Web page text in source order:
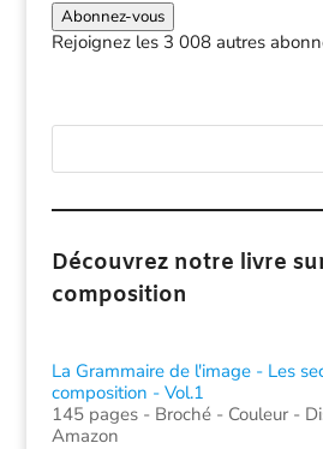
mail
Abonnez-vous
Rejoignez les 3 008 autres
Découvrez notre livre
composition
La Grammaire de l'image - Les
composition - Vol.1
145 pages - Broché - Couleur -
Amazon